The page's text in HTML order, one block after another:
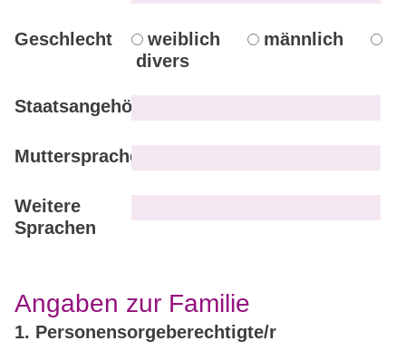
Geschlecht weiblich
männlich
divers
Staatsangehörigkeit
Muttersprache
Weitere
Sprachen
Angaben zur Familie
1. Personensorgeberechtigte/r